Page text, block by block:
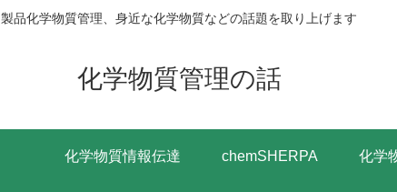
製品化学物質管理、身近な化学物質などの話題を取り上げます
化学物質管理の話
化学物質情報伝達 chemSHERPA 化学